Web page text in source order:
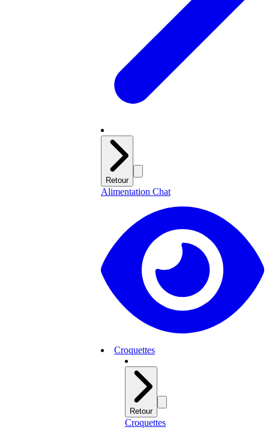
Retour
Alimentation Chat
Croquettes
Retour
Croquettes